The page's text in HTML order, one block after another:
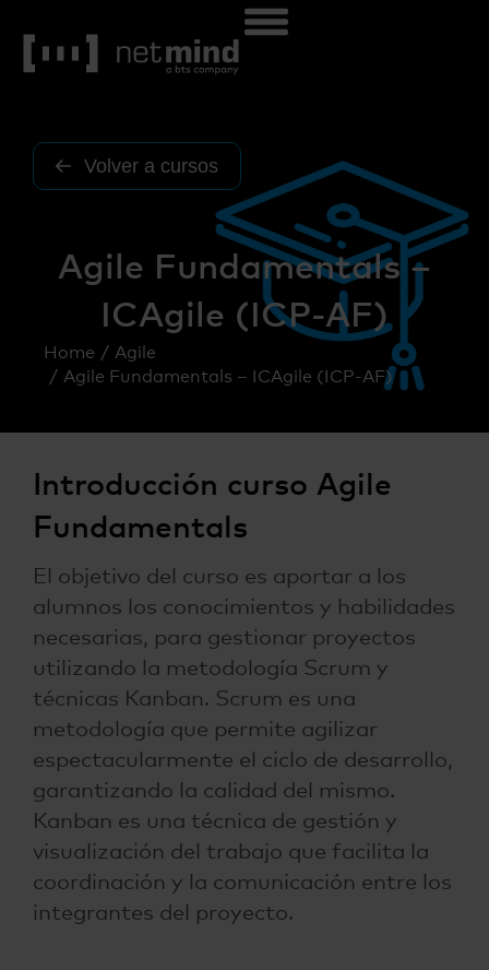
Volver a cursos
Agile Fundamentals –
ICAgile (ICP-AF)
You are here:
Home
Agile
Agile Fundamentals – ICAgile (ICP-AF)
Introducción curso Agile
Fundamentals
El objetivo del curso es aportar a los
alumnos los conocimientos y habilidades
necesarias, para gestionar proyectos
utilizando la metodología Scrum y
técnicas Kanban. Scrum es una
metodología que permite agilizar
espectacularmente el ciclo de desarrollo,
garantizando la calidad del mismo.
Kanban es una técnica de gestión y
visualización del trabajo que facilita la
coordinación y la comunicación entre los
integrantes del proyecto.